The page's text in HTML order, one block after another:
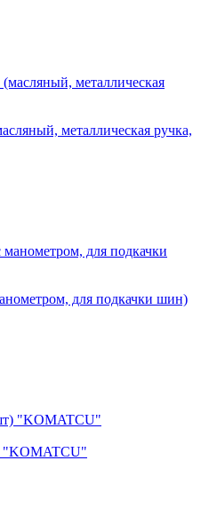
металлическая ручка,
для подкачки шин)
"KOMATCU"